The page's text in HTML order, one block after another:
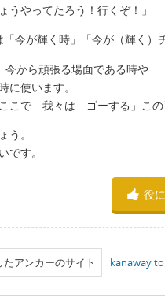
うやってたろう！行くぞ！」
今が輝く時」「今が（輝く）
から頑張る場面である時や
に使います。
こで 我々は ゴーする」この
う。
です。
役
たアンカーのサイト kanaway